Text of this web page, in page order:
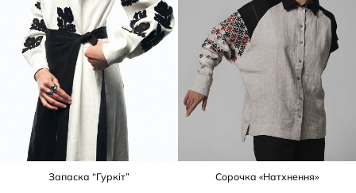
Запаска “Гуркіт” Сорочка «Натхнення»